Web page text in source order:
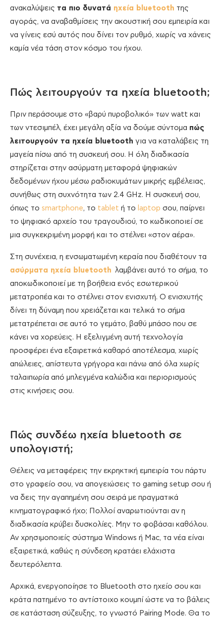
ανακαλύψεις τα πιο δυνατά ηχεία bluetooth της
αγοράς, να αναβαθμίσεις την ακουστική σου εμπειρία και
να γίνεις εσύ αυτός που δίνει τον ρυθμό, χωρίς να χάνεις
καμία νέα τάση στον κόσμο του ήχου.
Πώς λειτουργούν τα ηχεία bluetooth;
Πριν περάσουμε στο «βαρύ πυροβολικό» των watt και
των ντεσιμπέλ, έχει μεγάλη αξία να δούμε σύντομα πώς
λειτουργούν τα ηχεία bluetooth για να καταλάβεις τη
μαγεία πίσω από τη συσκευή σου. Η όλη διαδικασία
στηρίζεται στην ασύρματη μεταφορά ψηφιακών
δεδομένων ήχου μέσω ραδιοκυμάτων μικρής εμβέλειας,
συνήθως στη συχνότητα των 2.4 GHz. Η συσκευή σου,
όπως το smartphone, το tablet ή το laptop σου, παίρνει
το ψηφιακό αρχείο του τραγουδιού, το κωδικοποιεί σε
μια συγκεκριμένη μορφή και το στέλνει «στον αέρα».
Στη συνέχεια, η ενσωματωμένη κεραία που διαθέτουν τα
ασύρματα ηχεία bluetooth λαμβάνει αυτό το σήμα, το
αποκωδικοποιεί με τη βοήθεια ενός εσωτερικού
μετατροπέα και το στέλνει στον ενισχυτή. Ο ενισχυτής
δίνει τη δύναμη που χρειάζεται και τελικά το σήμα
μετατρέπεται σε αυτό το γεμάτο, βαθύ μπάσο που σε
κάνει να χορεύεις. Η εξελιγμένη αυτή τεχνολογία
προσφέρει ένα εξαιρετικά καθαρό αποτέλεσμα, χωρίς
απώλειες, απίστευτα γρήγορα και πάνω από όλα χωρίς
ταλαιπωρία από μπλεγμένα καλώδια και περιορισμούς
στις κινήσεις σου.
Πώς συνδέω ηχεία bluetooth σε
υπολογιστή;
Θέλεις να μεταφέρεις την εκρηκτική εμπειρία του πάρτυ
στο γραφείο σου, να απογειώσεις το gaming setup σου ή
να δεις την αγαπημένη σου σειρά με πραγματικά
κινηματογραφικό ήχο; Πολλοί αναρωτιούνται αν η
διαδικασία κρύβει δυσκολίες. Μην το φοβάσαι καθόλου.
Αν χρησιμοποιείς σύστημα Windows ή Mac, τα νέα είναι
εξαιρετικά, καθώς η σύνδεση κρατάει ελάχιστα
δευτερόλεπτα.
Αρχικά, ενεργοποίησε το Bluetooth στο ηχείο σου και
κράτα πατημένο το αντίστοιχο κουμπί ώστε να το βάλεις
σε κατάσταση σύζευξης, το γνωστό Pairing Mode. Θα το